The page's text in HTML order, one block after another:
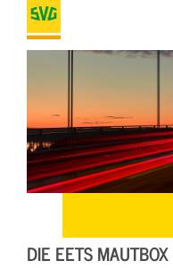
DIE EETS